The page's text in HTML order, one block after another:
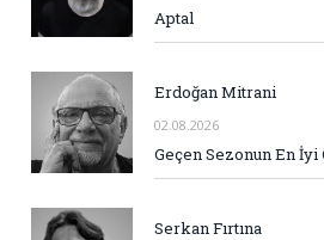
Aptal
Erdoğan Mitrani
02.08.2026
Geçen Sezonun En İyi
Serkan Fırtına